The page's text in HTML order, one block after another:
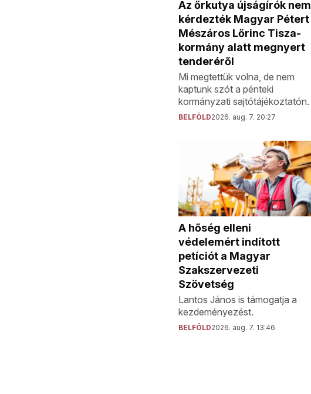
Az őrkutya újságírók nem
kérdezték Magyar Pétert
Mészáros Lőrinc Tisza-
kormány alatt megnyert
tenderéről
Mi megtettük volna, de nem
kaptunk szót a pénteki
kormányzati sajtótájékoztatón.
BELFÖLD2026. aug. 7. 20:27
A hőség elleni
védelemért indított
petíciót a Magyar
Szakszervezeti
Szövetség
Lantos János is támogatja a
kezdeményezést.
BELFÖLD2026. aug. 7. 13:46